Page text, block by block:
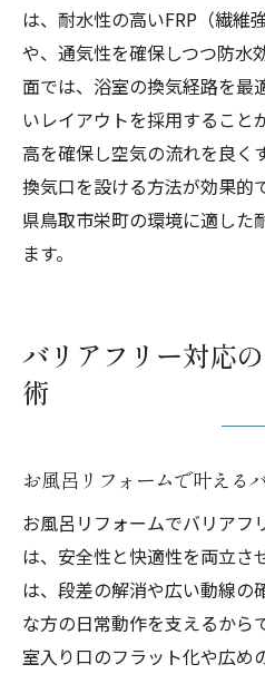
は、耐水性の高いFRP（繊維
や、通気性を確保しつつ防水
面では、浴室の換気経路を最
いレイアウトを採用すること
高を確保し空気の流れを良く
換気口を設ける方法が効果的
県鳥取市栄町の環境に適した
ます。
バリアフリー対応
術
お風呂リフォームで叶える
お風呂リフォームでバリアフ
は、安全性と快適性を両立さ
は、段差の解消や広い動線の
な方の日常動作を支えるから
室入り口のフラット化や広め